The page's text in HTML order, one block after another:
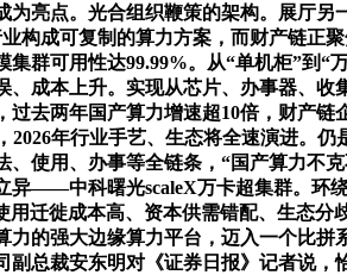
为亮点。光合组织鞭策的架构。展厅
构成可复制的算力方案，而财产链正
集群可用性达99.99%。从“单机柜”到
、成本上升。实现从芯片、办事器、
过去两年国产算力增速超10倍，财产
2026年行业手艺、生态将全速演进。
、使用、办事等全链条，“国产算力不
异——中科曙光scaleX万卡超集群。环
用迁徙成本高、资本供需错配、生态
力的强大边缘算力平台，迈入一个比
总裁安东明对《证券日报》记者说